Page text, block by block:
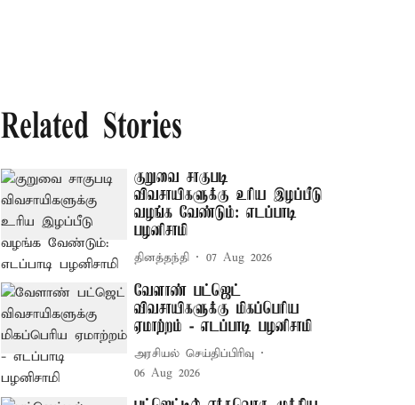
Related Stories
குறுவை சாகுபடி
விவசாயிகளுக்கு உரிய இழப்பீடு
வழங்க வேண்டும்: எடப்பாடி
பழனிசாமி
தினத்தந்தி 07 Aug 2026
வேளாண் பட்ஜெட்
விவசாயிகளுக்கு மிகப்பெரிய
ஏமாற்றம் - எடப்பாடி பழனிசாமி
அரசியல் செய்திப்பிரிவு
06 Aug 2026